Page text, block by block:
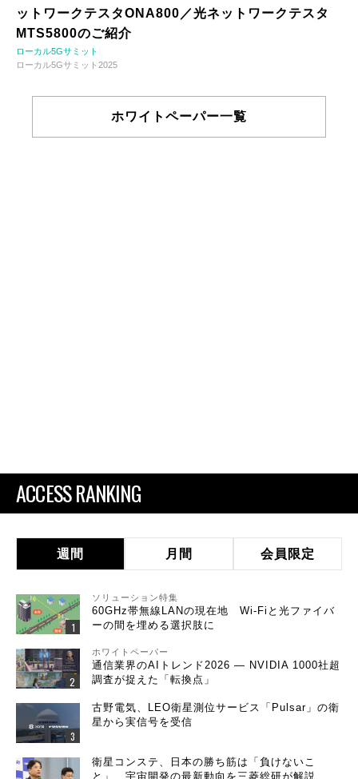
ットワークテスタONA800／光ネットワークテスタ
MTS5800のご紹介
ローカル5Gサミット
ローカル5Gサミット2025
ホワイトペーパー一覧
ACCESS RANKING
週間 月間 会員限定
ソリューション特集
60GHz帯無線LANの現在地 Wi-Fiと光ファイバ
ーの間を埋める選択肢に
ホワイトペーパー
通信業界のAIトレンド2026 ― NVIDIA 1000社超
調査が捉えた「転換点」
古野電気、LEO衛星測位サービス「Pulsar」の衛
星から実信号を受信
衛星コンステ、日本の勝ち筋は「負けないこ
と」 宇宙開発の最新動向を三菱総研が解説